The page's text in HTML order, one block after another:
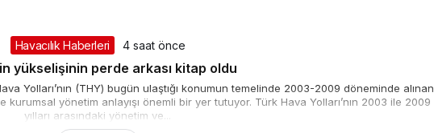
Havacılık Haberleri 4 saat önce
yükselişinin perde arkası kitap oldu
Yolları’nın (THY) bugün ulaştığı konumun temelinde 2003-2009 döneminde alınan
kurumsal yönetim anlayışı önemli bir yer tutuyor. Türk Hava Yolları’nın 2003 ile 2009
yılları arasındaki yönetim ve...